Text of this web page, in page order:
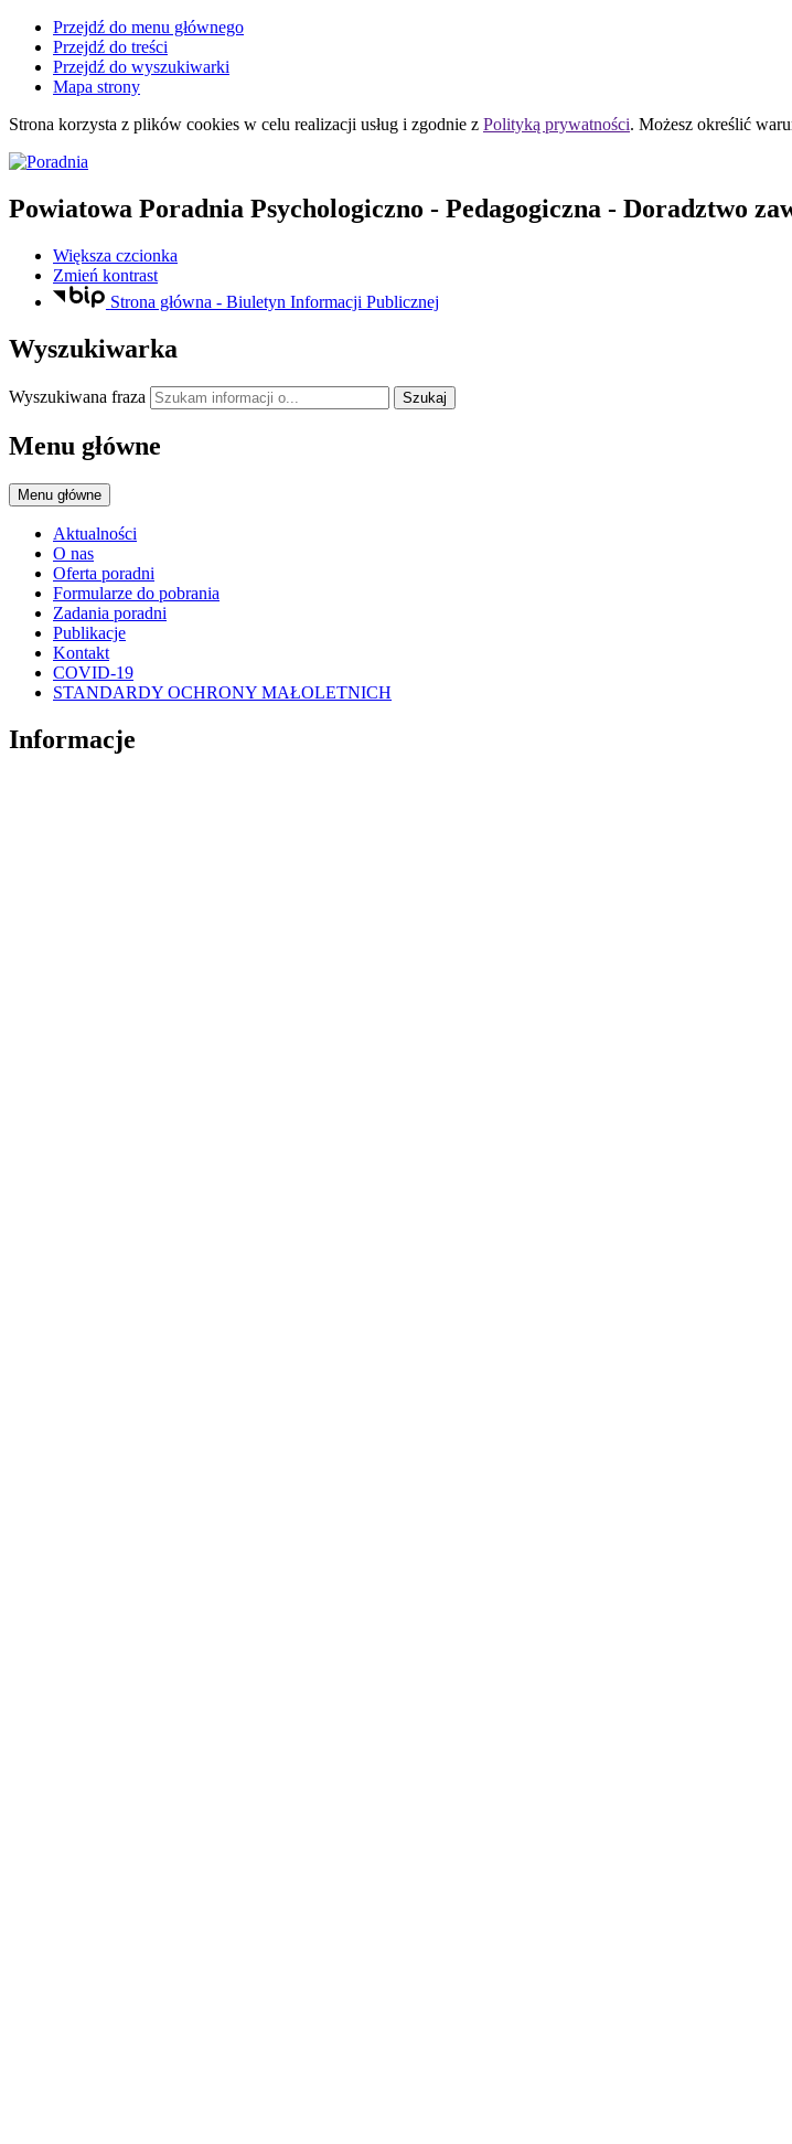
Przejdź do menu głównego
Przejdź do treści
Przejdź do wyszukiwarki
Mapa strony
Strona korzysta z plików cookies w celu realizacji usług i zgodnie z Polityką prywatności. Możesz określić
Powiatowa Poradnia Psychologiczno - Pedagogiczna - Doradztwo
Większa czcionka
Zmień kontrast
Strona główna - Biuletyn Informacji Publicznej
Wyszukiwarka
Wyszukiwana fraza Szukaj
Menu główne
Menu główne
Aktualności
O nas
Oferta poradni
Formularze do pobrania
Zadania poradni
Publikacje
Kontakt
COVID-19
STANDARDY OCHRONY MAŁOLETNICH
Informacje